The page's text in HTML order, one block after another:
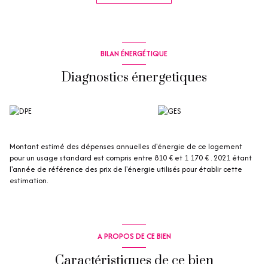
BILAN ÉNERGÉTIQUE
Diagnostics énergetiques
Montant estimé des dépenses annuelles d'énergie de ce logement
pour un usage standard est compris entre 810 € et 1 170 € . 2021 étant
l'année de référence des prix de l'énergie utilisés pour établir cette
estimation.
A PROPOS DE CE BIEN
Caractéristiques de ce bien